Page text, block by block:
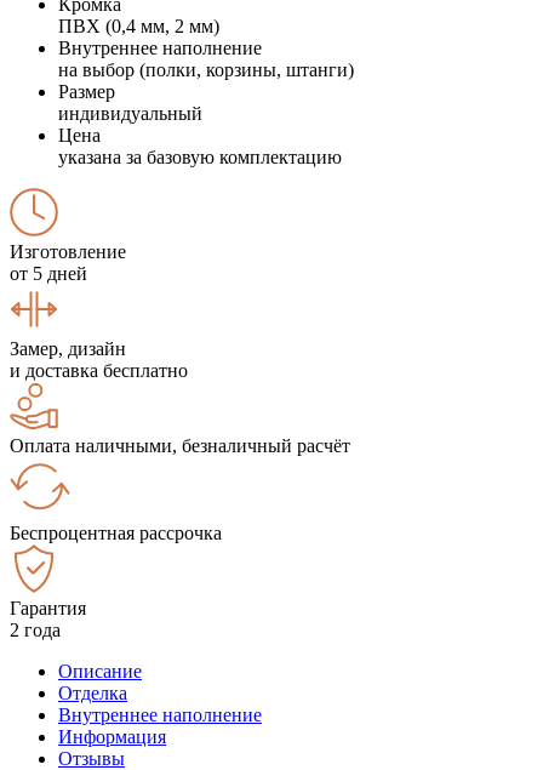
ПВХ (0,4 мм, 2 мм)
Внутреннее наполнение
на выбор (полки, корзины, штанги)
Размер
индивидуальный
Цена
указана за базовую комплектацию
Изготовление
от 5 дней
Замер, дизайн
и доставка бесплатно
Оплата наличными, безналичный расчёт
Беспроцентная рассрочка
Гарантия
2 года
Описание
Отделка
Внутреннее наполнение
Информация
Отзывы